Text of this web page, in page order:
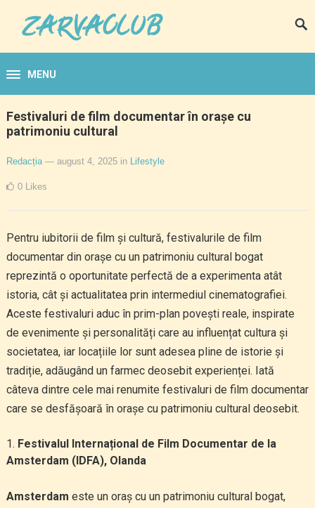
MENU
Festivaluri de film documentar în orașe cu
patrimoniu cultural
Redacția — august 4, 2025 in Lifestyle
0 Likes
Pentru iubitorii de film și cultură, festivalurile de film
documentar din orașe cu un patrimoniu cultural bogat
reprezintă o oportunitate perfectă de a experimenta atât
istoria, cât și actualitatea prin intermediul cinematografiei.
Aceste festivaluri aduc în prim-plan povești reale, inspirate
de evenimente și personalități care au influențat cultura și
societatea, iar locațiile lor sunt adesea pline de istorie și
tradiție, adăugând un farmec deosebit experienței. Iată
câteva dintre cele mai renumite festivaluri de film documentar
care se desfășoară în orașe cu patrimoniu cultural deosebit.
Festivalul Internațional de Film Documentar de la
Amsterdam (IDFA), Olanda
Amsterdam este un oraș cu un patrimoniu cultural bogat,